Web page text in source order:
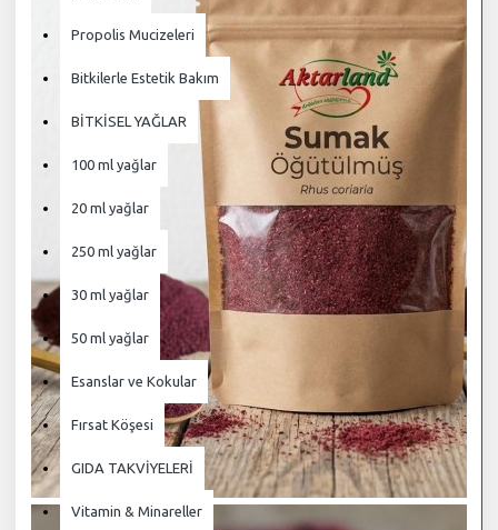
Propolis Mucizeleri
Bitkilerle Estetik Bakım
BİTKİSEL YAĞLAR
100 ml yağlar
20 ml yağlar
250 ml yağlar
30 ml yağlar
50 ml yağlar
Esanslar ve Kokular
Fırsat Köşesi
GIDA TAKVİYELERİ
Vitamin & Minareller